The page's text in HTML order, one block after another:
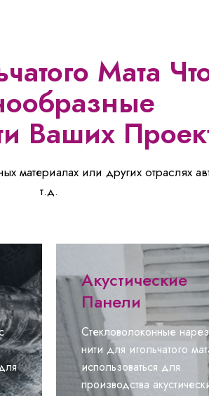
Мата
Ваших
материалах или других отраслях
т.д.
Акустические
Панели
Стекловолоконные
нити для игольчатого
использоваться для
производства